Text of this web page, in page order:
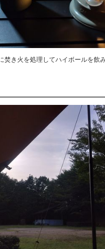
焚き火を処理してハイボールを飲